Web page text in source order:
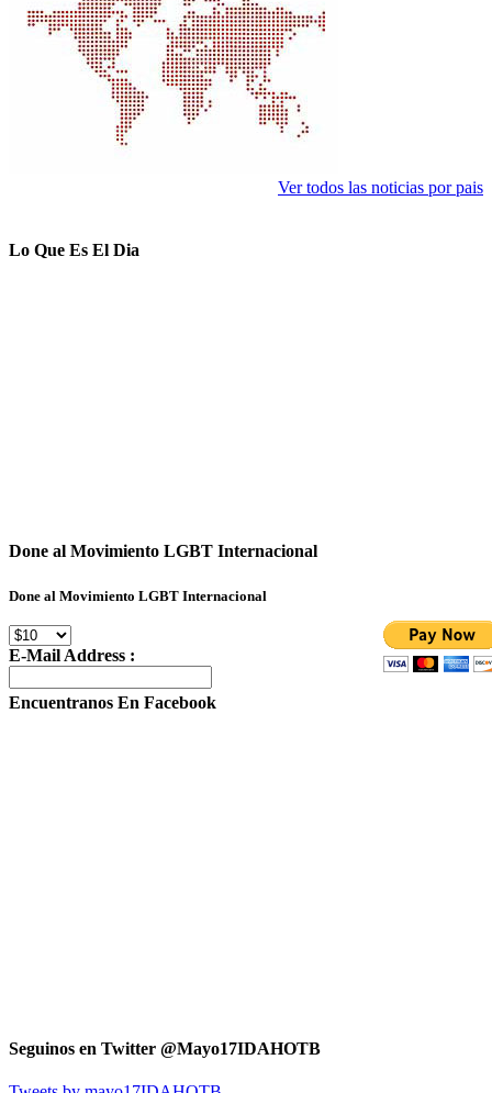
Ver todos las noticias por pais
Lo Que Es El Dia
Done al Movimiento LGBT Internacional
Done al Movimiento LGBT Internacional
E-Mail Address :
Encuentranos En Facebook
Seguinos en Twitter @Mayo17IDAHOTB